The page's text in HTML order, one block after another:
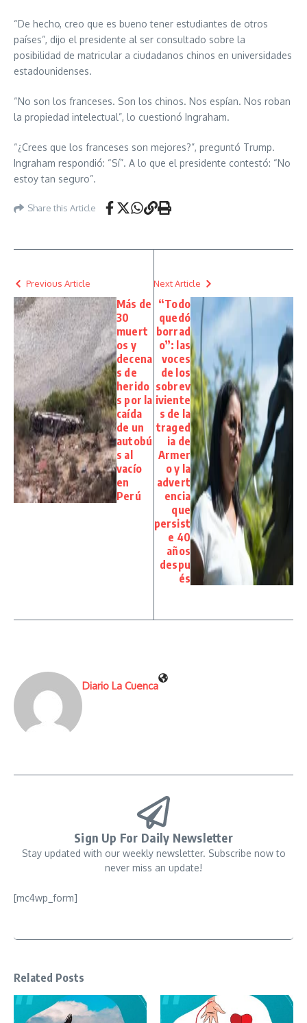
“De hecho, creo que es bueno tener estudiantes de otros
países”, dijo el presidente al ser consultado sobre la
posibilidad de matricular a ciudadanos chinos en universidades
estadounidenses.
“No son los franceses. Son los chinos. Nos espían. Nos roban
la propiedad intelectual”, lo cuestionó Ingraham.
“¿Crees que los franceses son mejores?”, preguntó Trump.
Ingraham respondió: “Sí”. A lo que el presidente contestó: “No
estoy tan seguro”.
Share this Article
Previous Article
Más de
30
muert
os y
decena
s de
herido
s por la
caída
de un
autobú
s al
vacío
en
Perú
Next Article
“Todo
quedó
borrad
o”: las
voces
de los
sobrev
iviente
s de la
traged
ia de
Armer
o y la
advert
encia
que
persist
e 40
años
despu
és
Diario La Cuenca
Sign Up For Daily Newsletter
Stay updated with our weekly newsletter. Subscribe now to
never miss an update!
[mc4wp_form]
Related Posts